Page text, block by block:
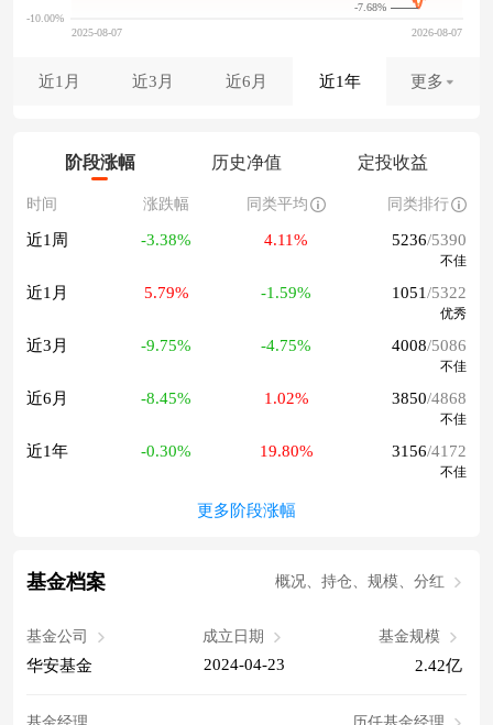
-7.68%
近1月 近3月 近6月 近1年 更多
阶段涨幅 历史净值 定投收益
时间 涨跌幅 同类平均 同类排行
近1周 -3.38% 4.11% 5236/5390
不佳
近1月 5.79% -1.59% 1051/5322
优秀
近3月 -9.75% -4.75% 4008/5086
不佳
近6月 -8.45% 1.02% 3850/4868
不佳
近1年 -0.30% 19.80% 3156/4172
不佳
更多阶段涨幅
基金档案 概况、持仓、规模、分红
基金公司
华安基金
成立日期
2024-04-23
基金规模
2.42亿